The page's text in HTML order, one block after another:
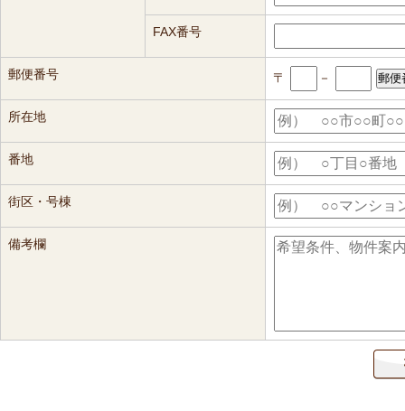
FAX番号
郵便番号 〒 －
所在地
番地
街区・号棟
備考欄